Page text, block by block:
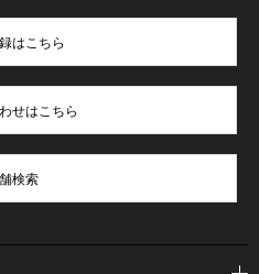
はこちら
せはこちら
検索